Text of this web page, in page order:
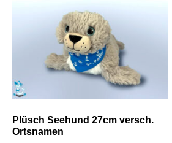
Plüsch Seehund 27cm versch.
Ortsnamen